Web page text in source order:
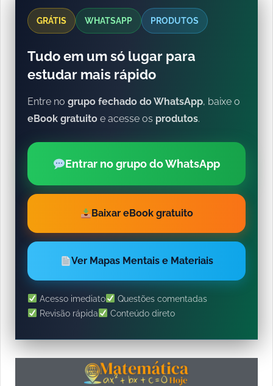
GRÁTIS WHATSAPP PRODUTOS
Tudo em um só lugar para
estudar mais rápido
Entre no grupo fechado do WhatsApp, baixe o
eBook gratuito e acesse os produtos.
Entrar no grupo do WhatsApp
Baixar eBook gratuito
Ver Mapas Mentais e Materiais
Acesso imediato
Questões comentadas
Revisão rápida
Conteúdo direto